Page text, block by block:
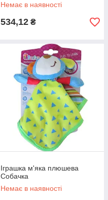
Немає в наявності
534,12 ₴
Іграшка м'яка плюшева
Собачка
Немає в наявності